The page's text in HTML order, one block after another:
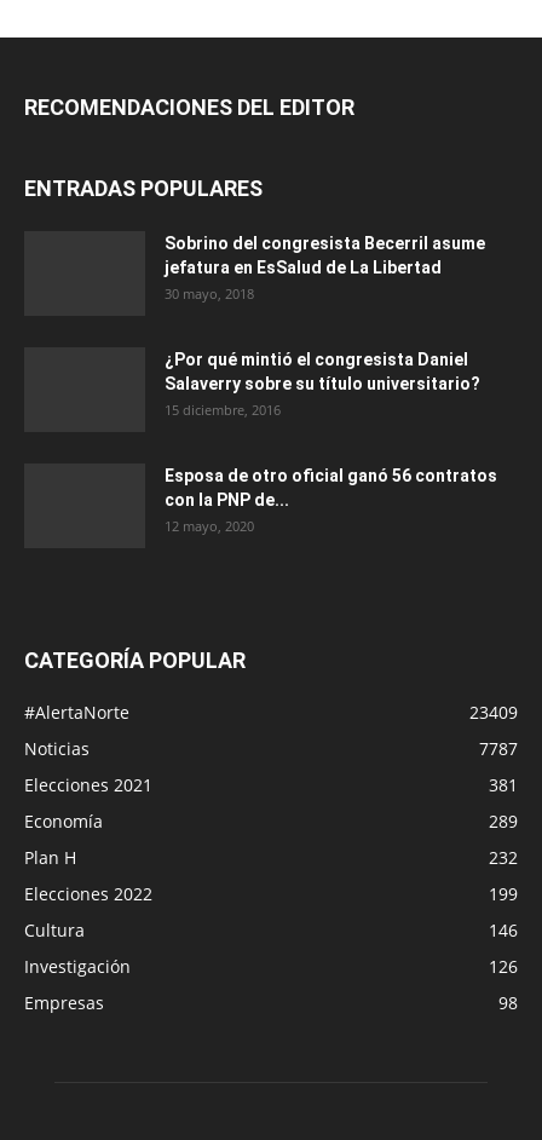
RECOMENDACIONES DEL EDITOR
ENTRADAS POPULARES
Sobrino del congresista Becerril asume
jefatura en EsSalud de La Libertad
30 mayo, 2018
¿Por qué mintió el congresista Daniel
Salaverry sobre su título universitario?
15 diciembre, 2016
Esposa de otro oficial ganó 56 contratos
con la PNP de...
12 mayo, 2020
CATEGORÍA POPULAR
#AlertaNorte
23409
Noticias
7787
Elecciones 2021
381
Economía
289
Plan H
232
Elecciones 2022
199
Cultura
146
Investigación
126
Empresas
98